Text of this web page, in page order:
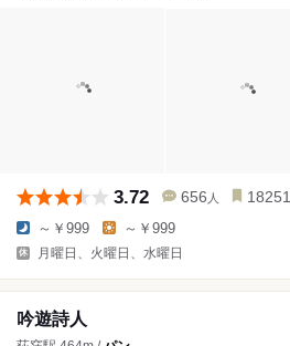
3.72 656 人 18251
～￥999 ～￥999
月曜日、火曜日、水曜日
吟遊詩人